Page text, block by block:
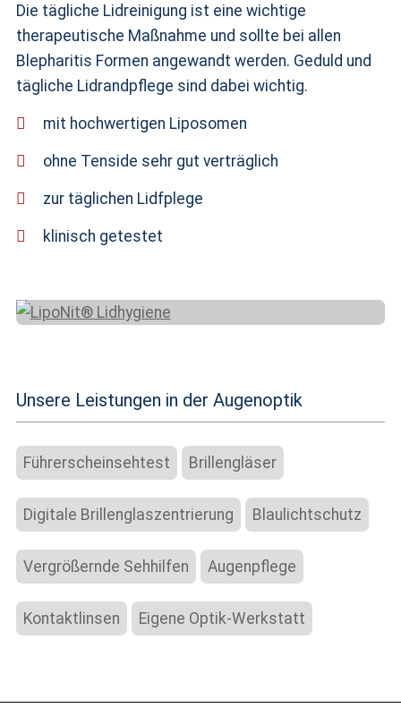
Die tägliche Lidreinigung ist eine wichtige
therapeutische Maßnahme und sollte bei allen
Blepharitis Formen angewandt werden. Geduld und
tägliche Lidrandpflege sind dabei wichtig.
mit hochwertigen Liposomen
ohne Tenside sehr gut verträglich
zur täglichen Lidfplege
klinisch getestet
Unsere Leistungen in der Augenoptik
Führerscheinsehtest Brillengläser
Digitale Brillenglaszentrierung Blaulichtschutz
Vergrößernde Sehhilfen Augenpflege
Kontaktlinsen Eigene Optik-Werkstatt